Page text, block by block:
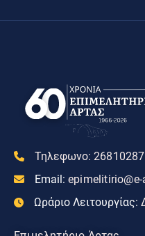
Τηλεφωνο:
Email:
Ωράριο Λειτουργίας: